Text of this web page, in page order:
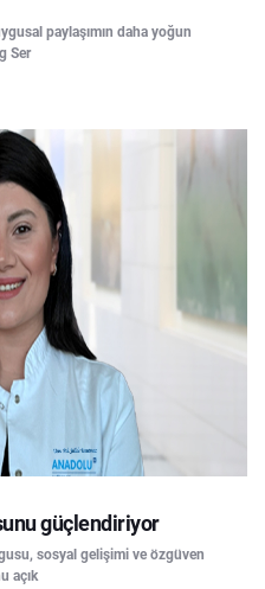
paylaşımın daha yoğun
Ser
güçlendiriyor
sosyal gelişimi ve özgüven
açık